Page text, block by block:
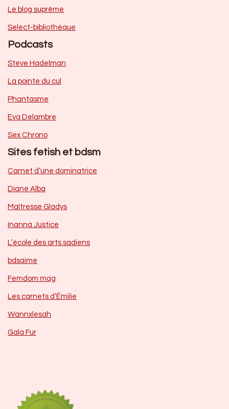
Le blog suprême
Select-bibliothèque
Podcasts
Steve Hadelman
La pointe du cul
Phantasme
Eva Delambre
Sex Chrono
Sites fetish et bdsm
Carnet d’une dominatrice
Diane Alba
Maîtresse Gladys
Inanna Justice
L’école des arts sadiens
bdsaime
Femdom mag
Les carnets d’Émilie
Wannxlesah
Gala Fur